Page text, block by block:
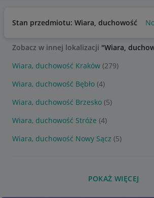
Stan przedmiotu: Wiara, duchowość
Zobacz w innej lokalizacji "Wiara,
Wiara, duchowość Kraków (279)
Wiara, duchowość Bębło (4)
Wiara, duchowość Brzesko (5)
Wiara, duchowość Stróże (4)
Wiara, duchowość Nowy Sącz (5)
POKAŻ WIĘCEJ